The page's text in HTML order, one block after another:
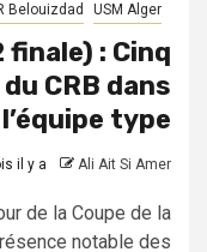
Belouizdad USM Alger
finale) : Cinq
CRB dans
l’équipe type
il y a Ali Ait Si Amer
de la Coupe de la
notable des